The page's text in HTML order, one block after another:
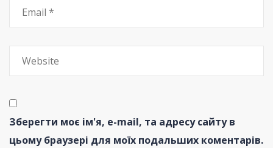
Зберегти моє ім'я, e-mail, та адресу сайту в
цьому браузері для моїх подальших коментарів.